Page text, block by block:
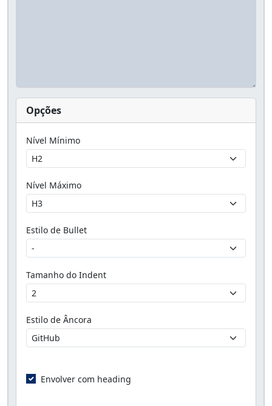
Opções
Nível Mínimo
Nível Máximo
Estilo de Bullet
Tamanho do Indent
Estilo de Âncora
Envolver com heading